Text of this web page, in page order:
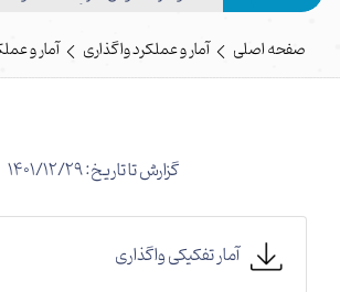
صفحه اصلی آمار و عملکرد واگذاری آمار و
گزارش تا تاریخ: 1401/12/29
آمار تفکیکی واگذاری